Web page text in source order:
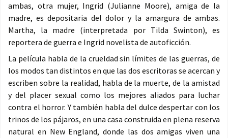
ambas, otra mujer, Ingrid (Julianne Moore), amiga de la
madre, es depositaria del dolor y la amargura de ambas.
Martha, la madre (interpretada por Tilda Swinton), es
reportera de guerra e Ingrid novelista de autoficción.
La película habla de la crueldad sin límites de las guerras, de
los modos tan distintos en que las dos escritoras se acercan y
escriben sobre la realidad, habla de la muerte, de la amistad
y del placer sexual como los mejores aliados para luchar
contra el horror. Y también habla del dulce despertar con los
trinos de los pájaros, en una casa construida en plena reserva
natural en New England, donde las dos amigas viven una